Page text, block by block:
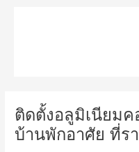
ติดตั้งอลูมิเนียม
บ้านพักอาศัย ที่ร